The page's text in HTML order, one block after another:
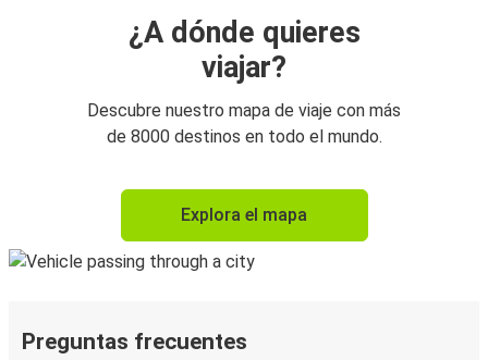
¿A dónde quieres
viajar?
Descubre nuestro mapa de viaje con más
de 8000 destinos en todo el mundo.
Explora el mapa
Preguntas frecuentes